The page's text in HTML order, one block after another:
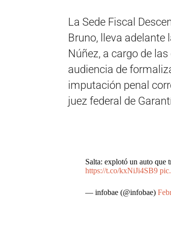
La Sede Fiscal
Bruno, lleva
Núñez, a cargo de
audiencia de
imputación penal
juez federal de
Salta: explotó un auto que
https://t.co/kxNiJi4SB9
— infobae (@infobae)